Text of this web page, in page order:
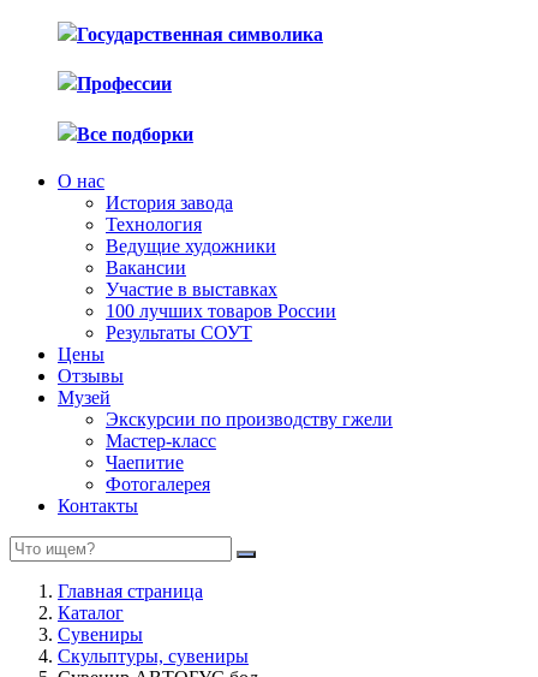
Государственная символика
Профессии
Все подборки
О нас
История завода
Технология
Ведущие художники
Вакансии
Участие в выставках
100 лучших товаров России
Результаты СОУТ
Цены
Отзывы
Музей
Экскурсии по производству гжели
Мастер-класс
Чаепитие
Фотогалерея
Контакты
Главная страница
Каталог
Сувениры
Скульптуры, сувениры